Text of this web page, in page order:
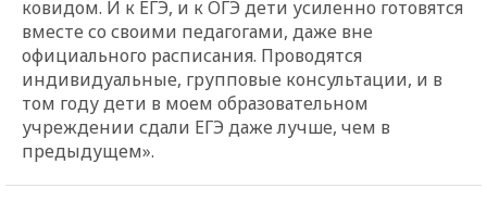
ковидом. И к ЕГЭ, и к ОГЭ дети усиленно готовятся
вместе со своими педагогами, даже вне
официального расписания. Проводятся
индивидуальные, групповые консультации, и в
том году дети в моем образовательном
учреждении сдали ЕГЭ даже лучше, чем в
предыдущем».